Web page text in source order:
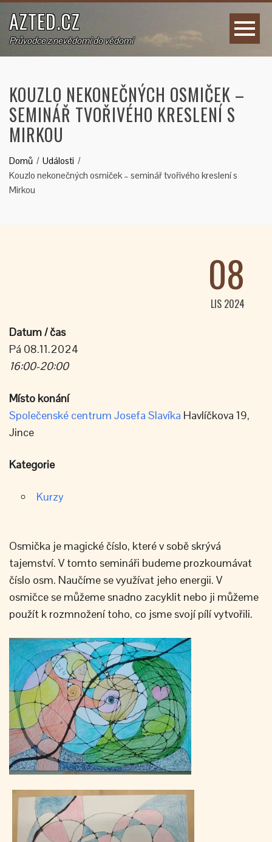
AZTED.CZ
Průvodce z nevědomí do vědomí
KOUZLO NEKONEČNÝCH OSMIČEK –
SEMINÁŘ TVOŘIVÉHO KRESLENÍ S
MIRKOU
Domů
Události
Kouzlo nekonečných osmiček – seminář tvořivého kreslení s
Mirkou
08
LIS 2024
Datum / čas
Pá 08.11.2024
16:00-20:00
Místo konání
Společenské centrum Josefa Slavíka Havlíčkova 19,
Jince
Kategorie
Kurzy
Osmička je magické číslo, které v sobě skrývá
tajemství. V tomto semináři budeme prozkoumávat
číslo osm. Naučíme se využívat jeho energii. V
osmičce se můžeme snadno zacyklit nebo ji můžeme
použít k rozmnožení toho, co jsme svojí pílí vytvořili.